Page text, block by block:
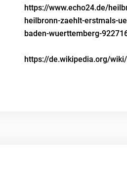
https://www.echo24.de/
heilbronn-zaehlt-erstmals-
baden-wuerttemberg-
https://de.wikipedia.org/